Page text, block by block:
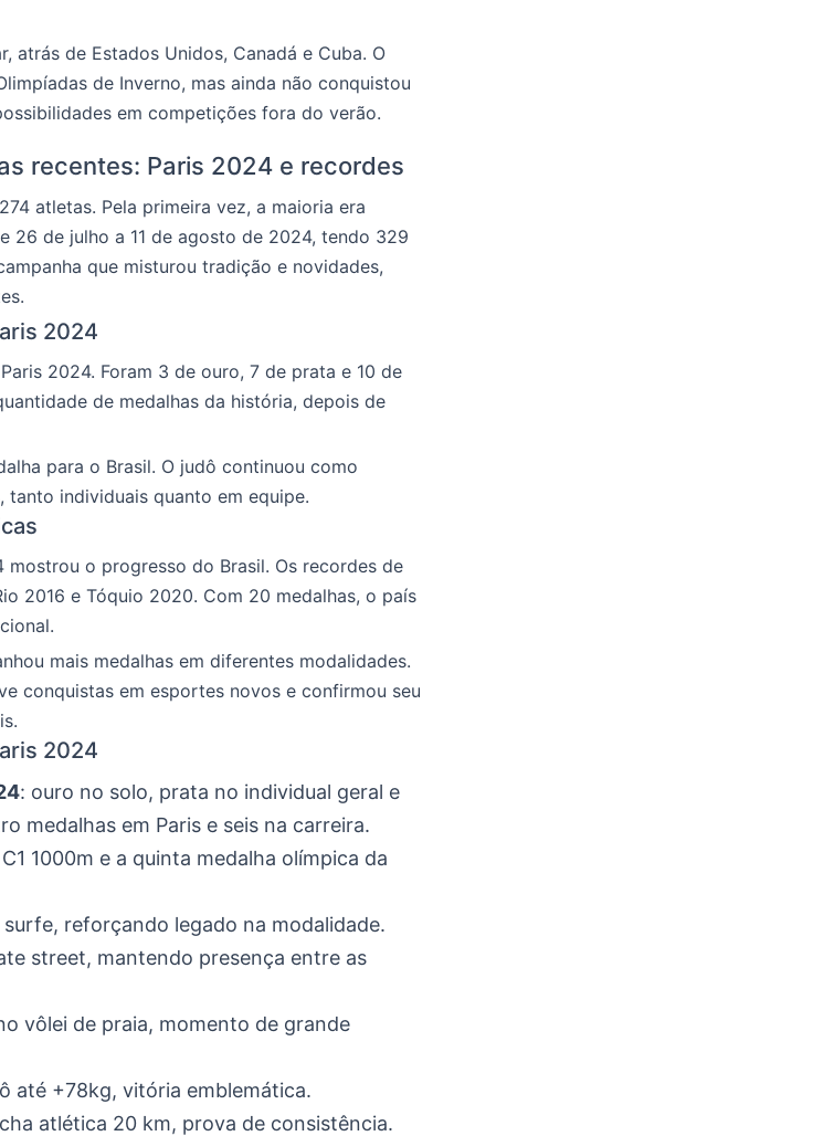
atrás de Estados Unidos, Canadá e Cuba. O
de Inverno, mas ainda não conquistou
em competições fora do verão.
recentes: Paris 2024 e recordes
atletas. Pela primeira vez, a maioria era
26 de julho a 11 de agosto de 2024, tendo 329
que misturou tradição e novidades,
2024
2024. Foram 3 de ouro, 7 de prata e 10 de
de medalhas da história, depois de
para o Brasil. O judô continuou como
tanto individuais quanto em equipe.
mostrou o progresso do Brasil. Os recordes de
2016 e Tóquio 2020. Com 20 medalhas, o país
mais medalhas em diferentes modalidades.
conquistas em esportes novos e confirmou seu
2024
: ouro no solo, prata no individual geral e
medalhas em Paris e seis na carreira.
1000m e a quinta medalha olímpica da
reforçando legado na modalidade.
street, mantendo presença entre as
vôlei de praia, momento de grande
até +78kg, vitória emblemática.
atlética 20 km, prova de consistência.